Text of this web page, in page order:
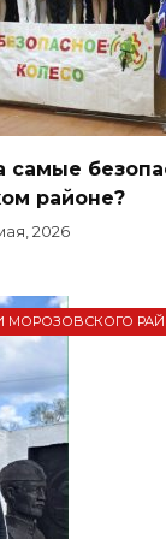
самые
районе?
2026
МОРОЗОВСКОГО